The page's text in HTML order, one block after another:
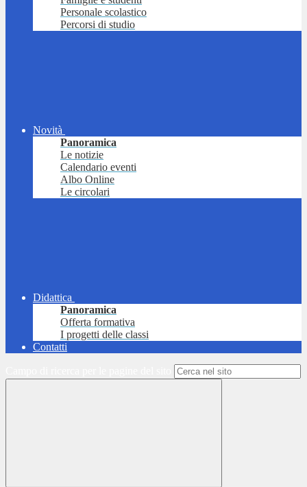
Personale scolastico
Percorsi di studio
Novità
Panoramica
Le notizie
Calendario eventi
Albo Online
Le circolari
Didattica
Panoramica
Offerta formativa
I progetti delle classi
Contatti